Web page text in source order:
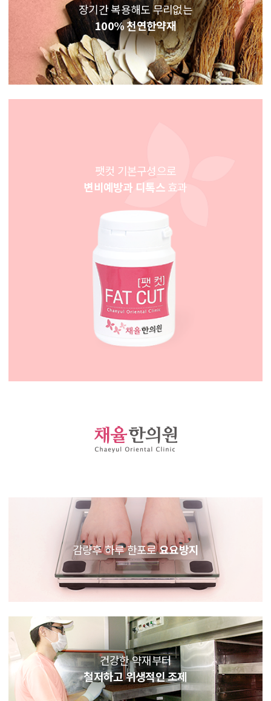
장기간 복용해도 무리없는
100% 천연한약재
팻컷 기본구성으로
변비예방과 디톡스효과
감량후 하루 한포로요요방지
건강한 약재부터
철저하고 위생적인 조제